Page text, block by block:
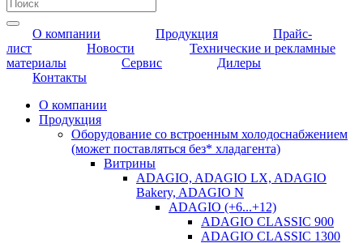
О компании Продукция
Прайс-
лист
Новости
Технические и рекламные
материалы
Сервис
Дилеры
Контакты
О компании
Продукция
Оборудование со встроенным холодоснабжением
(может поставляться без* хладагента)
Витрины
ADAGIO, ADAGIO LX, ADAGIO
Bakery, ADAGIO N
ADAGIO (+6...+12)
ADAGIO CLASSIC 900
ADAGIO CLASSIC 1300